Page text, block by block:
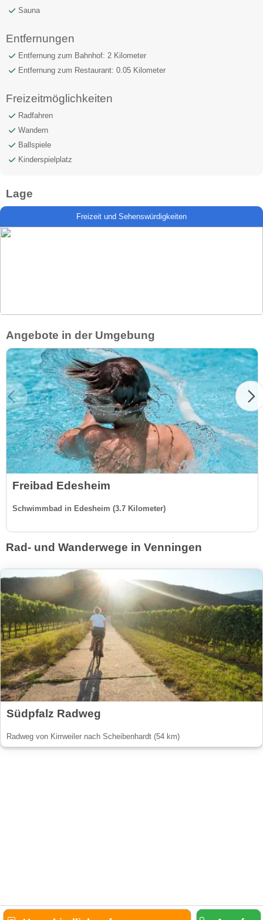
Sauna
Entfernungen
Entfernung zum Bahnhof: 2 Kilometer
Entfernung zum Restaurant: 0.05 Kilometer
Freizeitmöglichkeiten
Radfahren
Wandern
Ballspiele
Kinderspielplatz
Lage
Freizeit und Sehenswürdigkeiten
Angebote in der Umgebung
Freibad Edesheim
Schwimmbad in Edesheim (3.7 Kilometer)
Rad- und Wanderwege in Venningen
Südpfalz Radweg
Radweg von Kirrweiler nach Scheibenhardt (54 km)